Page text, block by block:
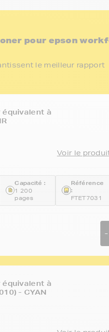
pour epson
le meilleur rapport
équivalent à
Voir le
Capacité :
1 200
pages
Référence
:
FTET7031
-
équivalent à
- CYAN